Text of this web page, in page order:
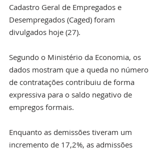
Cadastro Geral de Empregados e
Desempregados (Caged) foram
divulgados hoje (27).
Segundo o Ministério da Economia, os
dados mostram que a queda no número
de contratações contribuiu de forma
expressiva para o saldo negativo de
empregos formais.
Enquanto as demissões tiveram um
incremento de 17,2%, as admissões